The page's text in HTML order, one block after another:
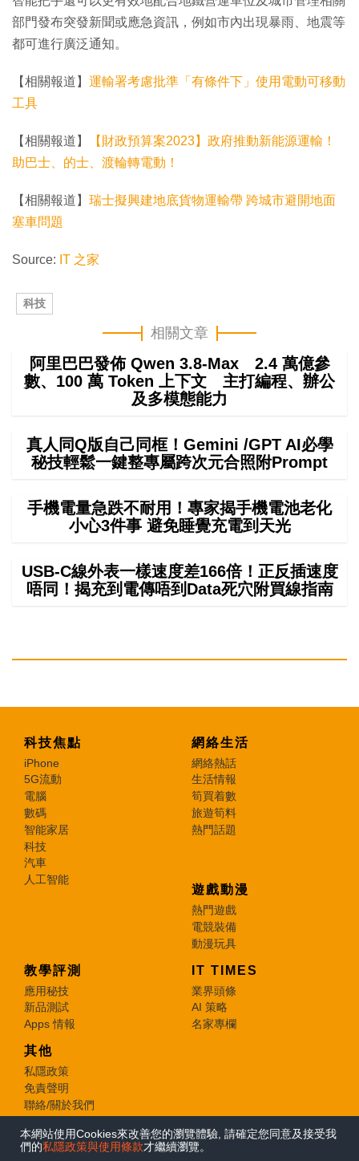
本網站使用Cookies來改善您的瀏覽體驗, 請確定您同意及接受我
們的私隱政策與使用條款才繼續瀏覽。
部門發布突發新聞或應急資訊，例如市內出現暴雨、地震等
都可進行廣泛通知。
【相關報道】 運輸署考慮批準「有條件下」使用電動可移動
工具
【相關報道】
【財政預算案2023】政府推動新能源運輸！
助巴士、的士、渡輪轉電動！
【相關報道】 瑞士擬興建地底貨物運輸帶 跨城市避開地面
塞車問題
Source: IT 之家
科技
相關文章
阿里巴巴發佈 Qwen 3.8-Max 2.4 萬億參
數、100 萬 Token 上下文 主打編程、辦公
及多模態能力
真人同Q版自己同框！Gemini /GPT AI必學
秘技輕鬆一鍵整專屬跨次元合照附Prompt
手機電量急跌不耐用！專家揭手機電池老化
小心3件事 避免睡覺充電到天光
USB-C線外表一樣速度差166倍！正反插速度
唔同！揭充到電傳唔到Data死穴附買線指南
科技焦點
iPhone
5G流動
電腦
數碼
智能家居
科技
汽車
人工智能
網絡生活
網絡熱話
生活情報
筍買着數
旅遊筍料
熱門話題
遊戲動漫
熱門遊戲
電競裝備
動漫玩具
教學評測
應用秘技
新品測試
Apps 情報
IT TIMES
業界頭條
AI 策略
名家專欄
其他
私隱政策
免責聲明
聯絡/關於我們
© 2026 e-zone. All Rights Reserved.